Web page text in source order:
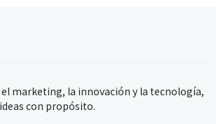
marketing, la innovación y la tecnología,
con propósito.